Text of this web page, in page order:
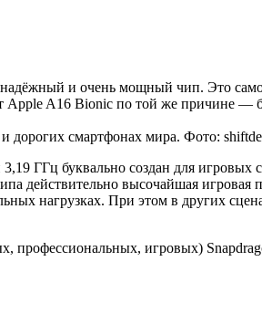
и очень мощный чип. Это
A16 Bionic по той же причине —
дорогих смартфонах мира. Фото:
ГГц буквально создан для игровых
действительно высочайшая игровая
нагрузках. При этом в других
профессиональных, игровых)